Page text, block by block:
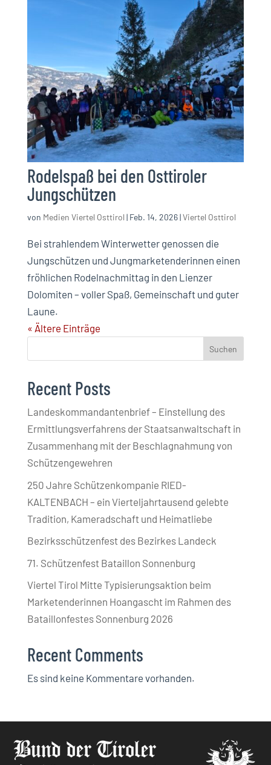
Rodelspaß bei den Osttiroler
Jungschützen
von Medien Viertel Osttirol | Feb. 14, 2026|Viertel Osttirol
Bei strahlendem Winterwetter genossen die
Jungschützen und Jungmarketenderinnen einen
fröhlichen Rodelnachmittag in den Lienzer
Dolomiten – voller Spaß, Gemeinschaft und guter
Laune.
« Ältere Einträge
Suchen
Recent Posts
Landeskommandantenbrief – Einstellung des
Ermittlungsverfahrens der Staatsanwaltschaft in
Zusammenhang mit der Beschlagnahmung von
Schützengewehren
250 Jahre Schützenkompanie RIED-
KALTENBACH – ein Vierteljahrtausend gelebte
Tradition, Kameradschaft und Heimatliebe
Bezirksschützenfest des Bezirkes Landeck
71. Schützenfest Bataillon Sonnenburg
Viertel Tirol Mitte Typisierungsaktion beim
Marketenderinnen Hoangascht im Rahmen des
Bataillonfestes Sonnenburg 2026
Recent Comments
Es sind keine Kommentare vorhanden.